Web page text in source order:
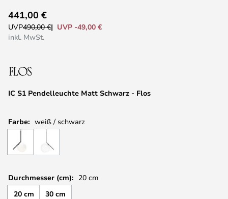
Anfang
der
IC S1 Pendelleuchte Matt Schwarz - Flos
441,00 €
UVP490,00 €
UVP -49,00 €
inkl. MwSt.
Farbe: weiß / schwarz
Durchmesser (cm): 20 cm
20 cm
30 cm